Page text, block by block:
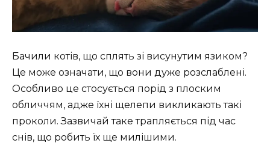
Бачили котів, що сплять зі висунутим язиком?
Це може означати, що вони дуже розслаблені.
Особливо це стосується порід з плоским
обличчям, адже їхні щелепи викликають такі
проколи. Зазвичай таке трапляється під час
снів, що робить їх ще милішими.